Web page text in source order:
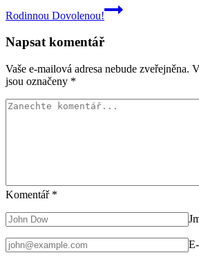
Rodinnou Dovolenou!
Napsat komentář
Vaše e-mailová adresa nebude zveřejněna.
jsou označeny *
Komentář *